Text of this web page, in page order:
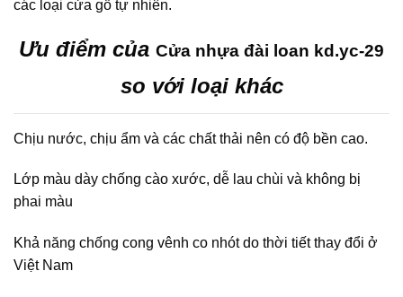
các loại cửa gỗ tự nhiên.
Ưu điểm của Cửa nhựa đài loan kd.yc-29
so với loại khác
Chịu nước, chịu ẩm và các chất thải nên có độ bền cao.
Lớp màu dày chống cào xước, dễ lau chùi và không bị
phai màu
Khả năng chống cong vênh co nhót do thời tiết thay đổi ở
Việt Nam